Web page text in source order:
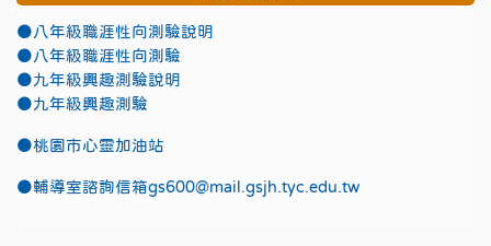
●八年級職涯性向測驗說明
●八年級職涯性向測驗
●九年級興趣測驗說明
●九年級興趣測驗
●桃園市心靈加油站
●輔導室諮詢信箱gs600@mail.gsjh.tyc.edu.tw